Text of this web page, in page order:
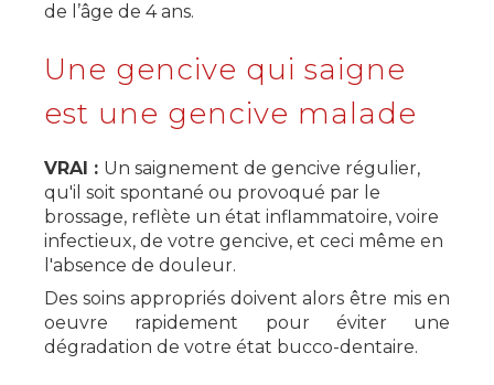
de l’âge de 4 ans.
Une gencive qui saigne
est une gencive malade
VRAI : Un saignement de gencive régulier,
qu'il soit spontané ou provoqué par le
brossage, reflète un état inflammatoire, voire
infectieux, de votre gencive, et ceci même en
l'absence de douleur.
Des soins appropriés doivent alors être mis en
oeuvre rapidement pour éviter une
dégradation de votre état bucco-dentaire.